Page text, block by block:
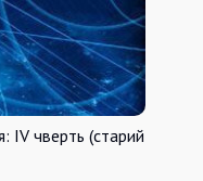
IV чверть (старий